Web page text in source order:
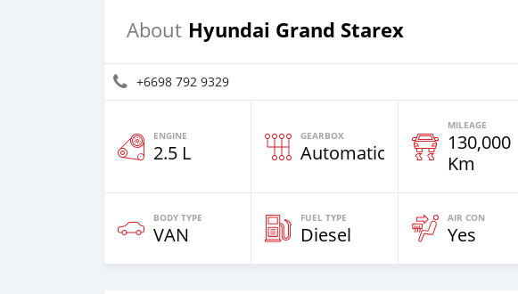
About Hyundai Grand Starex
+6698 792 9329
ENGINE
2.5 L
GEARBOX
Automatic
MILEAGE
130,000
Km
BODY TYPE
VAN
FUEL TYPE
Diesel
AIR CON
Yes